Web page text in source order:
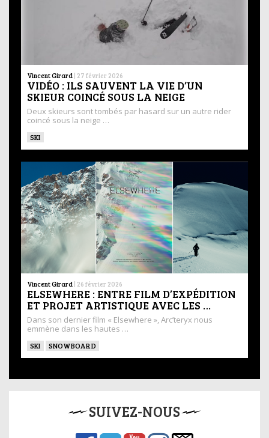
Vincent Girard | 27 février 2026
VIDÉO : ILS SAUVENT LA VIE D’UN
SKIEUR COINCÉ SOUS LA NEIGE
Deux skieurs sont tombés par hasard sur un autre rider
coincé sous la neige …
SKI
Vincent Girard | 26 février 2026
ELSEWHERE : ENTRE FILM D’EXPÉDITION
ET PROJET ARTISTIQUE AVEC LES …
Dans son dernier film « Elsewhere », Arc’teryx nous
emmène dans les hautes …
SKI SNOWBOARD
SUIVEZ-NOUS